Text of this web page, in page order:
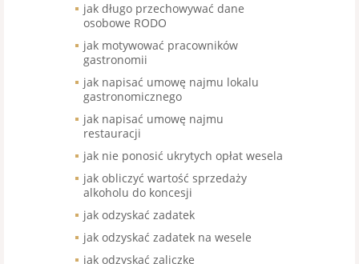
jak długo przechowywać dane
osobowe RODO
jak motywować pracowników
gastronomii
jak napisać umowę najmu lokalu
gastronomicznego
jak napisać umowę najmu
restauracji
jak nie ponosić ukrytych opłat wesela
jak obliczyć wartość sprzedaży
alkoholu do koncesji
jak odzyskać zadatek
jak odzyskać zadatek na wesele
jak odzyskać zaliczkę